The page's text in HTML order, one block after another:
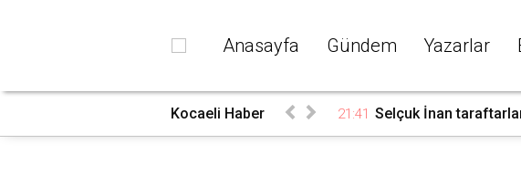
Anasayfa Gündem Yazarlar
Kocaeli Haber 21:41 Selçuk İnan